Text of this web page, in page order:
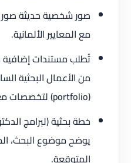
صور شخصية حديثة صور
مع المعايير الألمانية.
تُطلب مستندات
من الأعمال البحثية
(portfolio) لتخصصات معينة.
خطة بحثية (لبرامج
يوضح موضوع البحث،
المتوقعة.